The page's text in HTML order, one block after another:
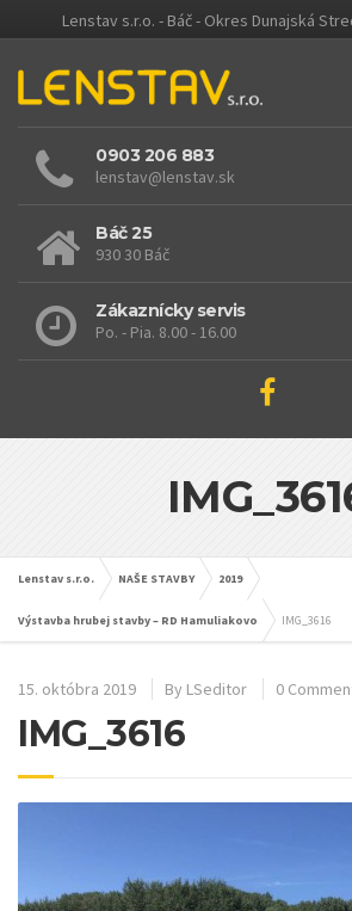
Lenstav s.r.o. - Báč - Okres Dunajská
0903 206 883
lenstav@lenstav.sk
Báč 25
930 30 Báč
Zákaznícky servis
Po. - Pia. 8.00 - 16.00
Lenstav s.r.o. NAŠE STAVBY 2019
Výstavba hrubej stavby – RD Hamuliakovo IMG_3616
15. októbra 2019 By LSeditor 0
IMG_3616